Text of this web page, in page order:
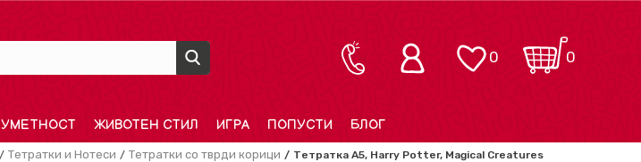
0
0
УМЕТНОСТ ЖИВОТЕН СТИЛ ИГРА ПОПУСТИ БЛОГ
Тетратки и Нотеси Тетратки со тврди корици Тетратка A5, Harry Potter, Magical Creatures